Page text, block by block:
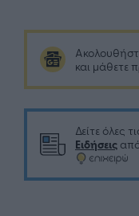
και μάθετε
Δείτε όλες
Ειδήσεις